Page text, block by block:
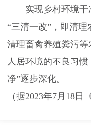
实现乡村环境
“三清一改”，即清理
清理畜禽养殖粪污
人居环境的不良习
净”逐步深化。
（据2023年7 月 18日